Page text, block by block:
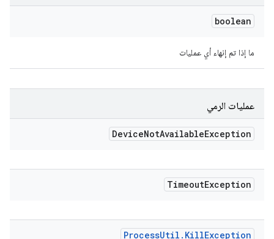
boolean
ما إذا تم إنهاء أي عمليات
عمليات الرمي
DeviceNotAvailableException
TimeoutException
ProcessUtil . KillException